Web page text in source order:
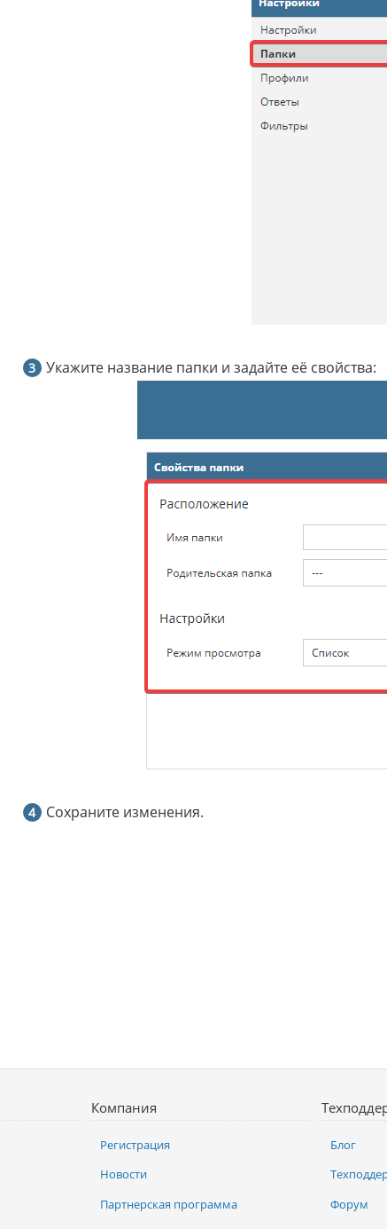
Укажите название папки и задайте её свойства:
Сохраните изменения.
Компания
Регистрация
Новости
Партнерская программа
Блог
Форум